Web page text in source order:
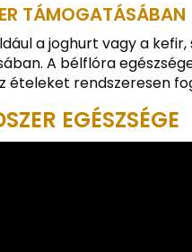
TÁMOGATÁSÁBAN
a joghurt vagy a kefir,
A bélflóra
ételeket rendszeresen
EGÉSZSÉGE